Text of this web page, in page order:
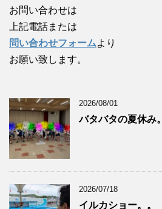
お問い合わせは
上記電話または
問い合わせフォームより
お願い致します。
2026/08/01
バタバタの夏休み。
2026/07/18
イルカショー。。